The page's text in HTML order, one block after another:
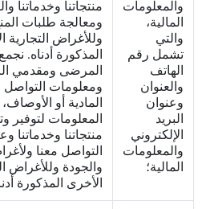
والمعلومات
المالية،
والتي
تشمل رقم
الهاتف
والعنوان
وعنوان
البريد
الإلكتروني
والمعلومات
المالية؛
منتجاتنا وخدماتنا
ومعالجة طلبات
وللأغراض التجارية
المذكورة أدناه.
المرضى ومقدمي
ومعلومات
المادية أو
المعلومات لتوفير
منتجاتنا وخدماتنا
التواصل معنا
والجودة وللأغراض
الأخرى المذكورة